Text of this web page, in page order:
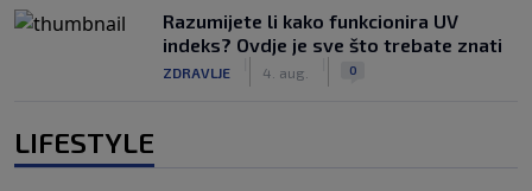
Razumijete li kako funkcionira UV
indeks? Ovdje je sve što trebate znati
ZDRAVLJE 4. aug. 0
LIFESTYLE